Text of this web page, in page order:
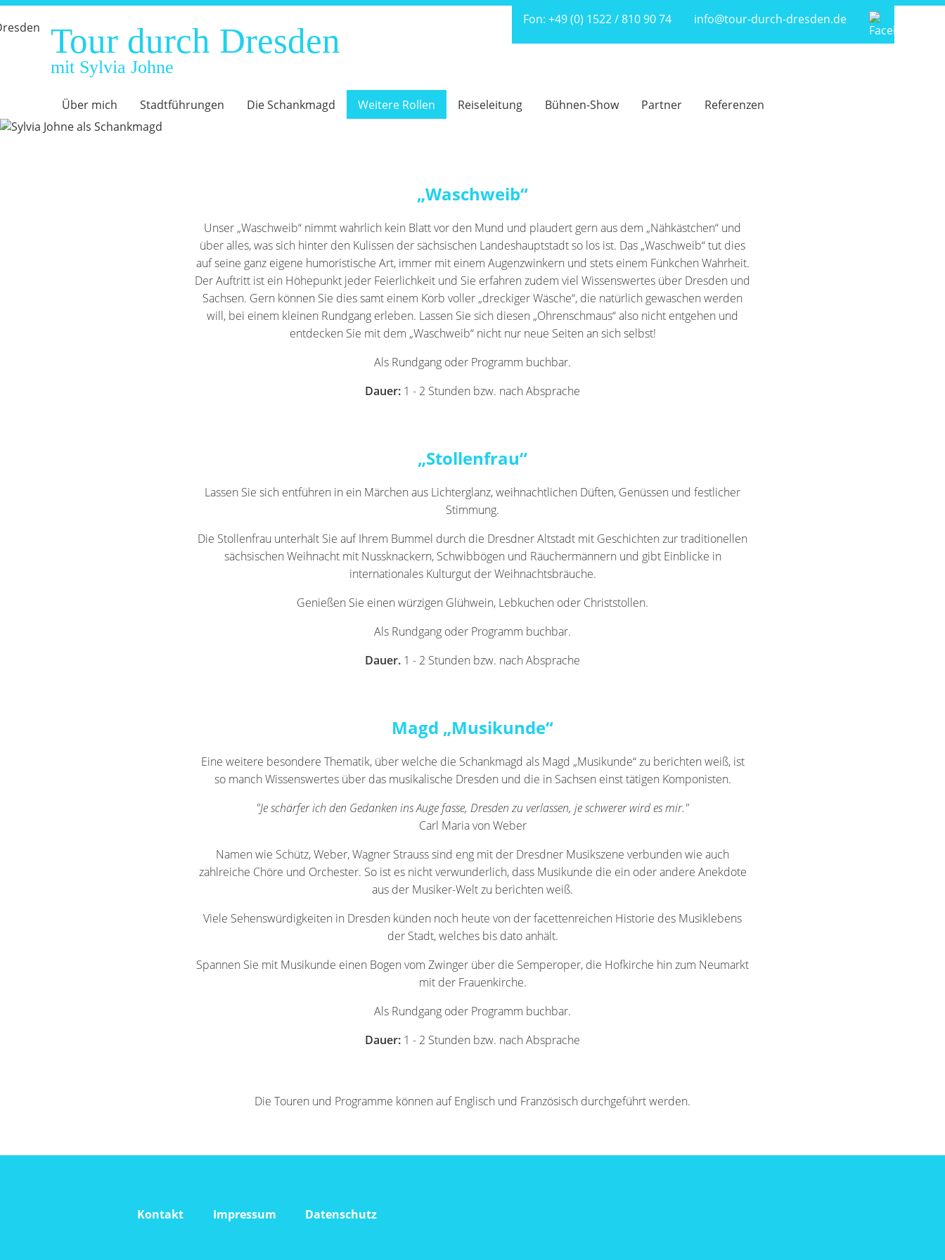
Tour durch Dresden
mit Sylvia Johne
Fon: +49 (0) 1522 / 810 90 74 info@tour-durch-dresden.de
Navigation
überspringen
Über mich Stadtführungen Die Schankmagd Weitere Rollen Reiseleitung Bühnen-Show Partner Referenzen
„Waschweib“
Unser „Waschweib“ nimmt wahrlich kein Blatt vor den Mund und plaudert gern aus dem „Nähkästchen“ und
über alles, was sich hinter den Kulissen der sächsischen Landeshauptstadt so los ist. Das „Waschweib“ tut dies
auf seine ganz eigene humoristische Art, immer mit einem Augenzwinkern und stets einem Fünkchen Wahrheit.
Der Auftritt ist ein Höhepunkt jeder Feierlichkeit und Sie erfahren zudem viel Wissenswertes über Dresden und
Sachsen. Gern können Sie dies samt einem Korb voller „dreckiger Wäsche“, die natürlich gewaschen werden
will, bei einem kleinen Rundgang erleben. Lassen Sie sich diesen „Ohrenschmaus“ also nicht entgehen und
entdecken Sie mit dem „Waschweib“ nicht nur neue Seiten an sich selbst!
Als Rundgang oder Programm buchbar.
Dauer: 1 - 2 Stunden bzw. nach Absprache
„Stollenfrau“
Lassen Sie sich entführen in ein Märchen aus Lichterglanz, weihnachtlichen Düften, Genüssen und festlicher
Stimmung.
Die Stollenfrau unterhält Sie auf Ihrem Bummel durch die Dresdner Altstadt mit Geschichten zur traditionellen
sächsischen Weihnacht mit Nussknackern, Schwibbögen und Räuchermännern und gibt Einblicke in
internationales Kulturgut der Weihnachtsbräuche.
Genießen Sie einen würzigen Glühwein, Lebkuchen oder Christstollen.
Als Rundgang oder Programm buchbar.
Dauer. 1 - 2 Stunden bzw. nach Absprache
Magd „Musikunde“
Eine weitere besondere Thematik, über welche die Schankmagd als Magd „Musikunde“ zu berichten weiß, ist
so manch Wissenswertes über das musikalische Dresden und die in Sachsen einst tätigen Komponisten.
"Je schärfer ich den Gedanken ins Auge fasse, Dresden zu verlassen, je schwerer wird es mir."
Carl Maria von Weber
Namen wie Schütz, Weber, Wagner Strauss sind eng mit der Dresdner Musikszene verbunden wie auch
zahlreiche Chöre und Orchester. So ist es nicht verwunderlich, dass Musikunde die ein oder andere Anekdote
aus der Musiker-Welt zu berichten weiß.
Viele Sehenswürdigkeiten in Dresden künden noch heute von der facettenreichen Historie des Musiklebens
der Stadt, welches bis dato anhält.
Spannen Sie mit Musikunde einen Bogen vom Zwinger über die Semperoper, die Hofkirche hin zum Neumarkt
mit der Frauenkirche.
Als Rundgang oder Programm buchbar.
Dauer: 1 - 2 Stunden bzw. nach Absprache
Die Touren und Programme können auf Englisch und Französisch durchgeführt werden.
Navigation
überspringen
Kontakt Impressum Datenschutz